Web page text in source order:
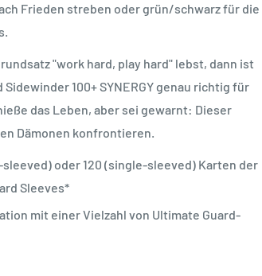
Frieden streben oder grün/schwarz für die
"work hard, play hard" lebst, dann ist
100+ SYNERGY genau richtig für
das Leben, aber sei gewarnt: Dieser
Dämonen konfrontieren.
oder 120 (single-sleeved) Karten der
Sleeves*
mit einer Vielzahl von Ultimate Guard-